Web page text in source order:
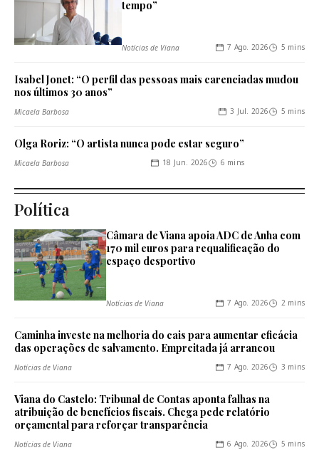
tempo”
Notícias de Viana 7 Ago. 2026 5 mins
Isabel Jonet: “O perfil das pessoas mais carenciadas mudou
nos últimos 30 anos”
Micaela Barbosa 3 Jul. 2026 5 mins
Olga Roriz: “O artista nunca pode estar seguro”
Micaela Barbosa 18 Jun. 2026 6 mins
Política
Câmara de Viana apoia ADC de Anha com
170 mil euros para requalificação do
espaço desportivo
Notícias de Viana 7 Ago. 2026 2 mins
Caminha investe na melhoria do cais para aumentar eficácia
das operações de salvamento. Empreitada já arrancou
Notícias de Viana 7 Ago. 2026 3 mins
Viana do Castelo: Tribunal de Contas aponta falhas na
atribuição de benefícios fiscais. Chega pede relatório
orçamental para reforçar transparência
Notícias de Viana 6 Ago. 2026 5 mins